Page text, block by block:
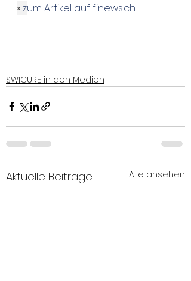
» zum Artikel auf finews.ch
SWICURE in den Medien
Aktuelle Beiträge Alle ansehen